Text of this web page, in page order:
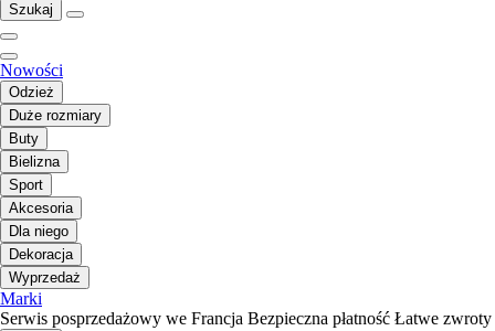
Szukaj
Nowości
Odzież
Duże rozmiary
Buty
Bielizna
Sport
Akcesoria
Dla niego
Dekoracja
Wyprzedaż
Marki
Serwis posprzedażowy we Francja Bezpieczna płatność Łatwe zwroty